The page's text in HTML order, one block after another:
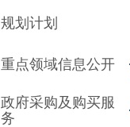
规划计划
重点领域信息公开
政府采购及购买服
务